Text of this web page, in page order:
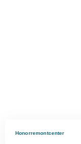
Honorremontcenter